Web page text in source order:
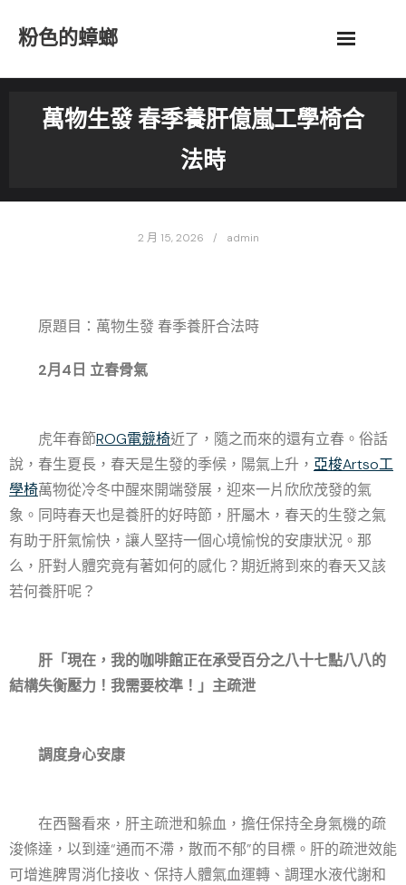
粉色的蟑螂
萬物生發 春季養肝億嵐工學椅合
法時
2 月 15, 2026 admin
原題目：萬物生發 春季養肝合法時
2月4日 立春骨氣
虎年春節ROG電競椅近了，隨之而來的還有立春。俗話
說，春生夏長，春天是生發的季候，陽氣上升， 亞梭Artso工
學椅萬物從冷冬中醒來開端發展，迎來一片欣欣茂發的氣
象。同時春天也是養肝的好時節，肝屬木，春天的生發之氣
有助于肝氣愉快，讓人堅持一個心境愉悅的安康狀況。那
么，肝對人體究竟有著如何的感化？期近將到來的春天又該
若何養肝呢？
肝「現在，我的咖啡館正在承受百分之八十七點八八的
結構失衡壓力！我需要校準！」主疏泄
調度身心安康
在西醫看來，肝主疏泄和躲血，擔任保持全身氣機的疏
浚條達，以到達“通而不滯，散而不郁”的目標。肝的疏泄效能
可增進脾胃消化接收、保持人體氣血運轉、調理水液代謝和